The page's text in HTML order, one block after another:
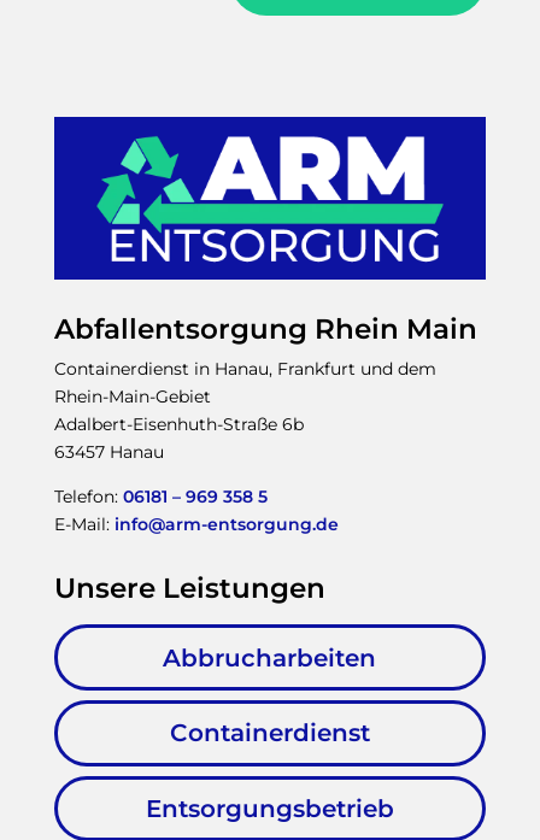
Abfallentsorgung Rhein Main
Containerdienst in Hanau, Frankfurt und dem
Rhein-Main-Gebiet
Adalbert-Eisenhuth-Straße 6b
63457 Hanau
Telefon: 06181 – 969 358 5
E-Mail: info@arm-entsorgung.de
Unsere Leistungen
Abbrucharbeiten
Containerdienst
Entsorgungsbetrieb